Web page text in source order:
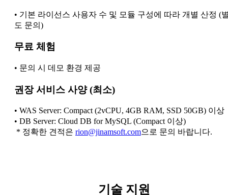
• 기본 라이선스 사용자 수 및 모듈 구성에 따라 개별 산정 (
도 문의)
무료 체험
• 문의 시 데모 환경 제공
권장 서비스 사양 (최소)
• WAS Server: Compact (2vCPU, 4GB RAM, SSD 50GB) 이상
• DB Server: Cloud DB for MySQL (Compact 이상)
* 정확한 견적은 rion@jinamsoft.com으로 문의 바랍니다.
기술 지원